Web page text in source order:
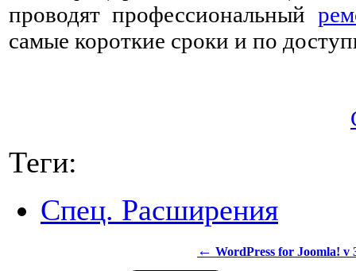
проводят профессиональный
самые короткие сроки и по
Теги:
Спец. Расширения
← WordPress for Joomla! v